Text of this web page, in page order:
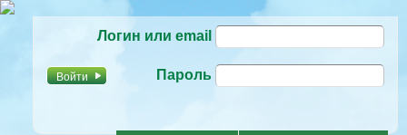
основному
Логин или email
Пароль